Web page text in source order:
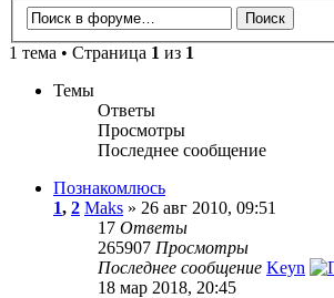
1 тема • Страница 1 из 1
Темы
Ответы
Просмотры
Последнее сообщение
Познакомлюсь
1, 2 Maks » 26 авг 2010, 09:51
17 Ответы
265907 Просмотры
Последнее сообщение Keyn
18 мар 2018, 20:45